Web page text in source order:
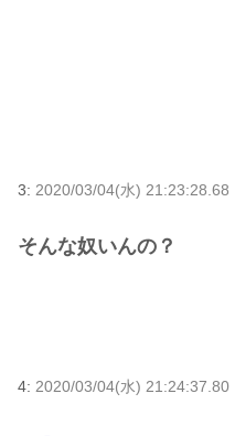
3: 2020/03/04(水) 21:23:28.68
そんな奴いんの？
4: 2020/03/04(水) 21:24:37.80